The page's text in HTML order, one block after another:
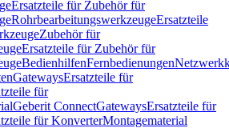
Ersatzteile für Zubehör für
RohrbearbeitungswerkzeugeErsatzteile
Zubehör für
Ersatzteile für Zubehör für
BedienhilfenFernbedienungen
GatewaysErsatzteile für
für
Geberit ConnectGatewaysErsatzteile für
für KonverterMontagematerial